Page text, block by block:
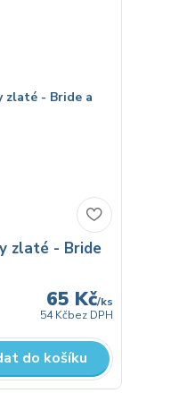
zlaté - Bride
65 Kč/ks
54 Kčbez DPH
do košíku